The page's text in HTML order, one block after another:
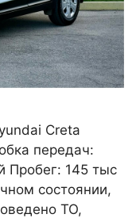
Creta
передач:
Пробег: 145 тыс
состоянии,
ТО,